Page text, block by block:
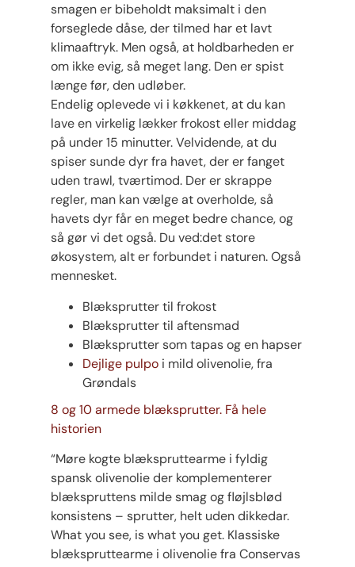
smagen er bibeholdt maksimalt i den
forseglede dåse, der tilmed har et lavt
klimaaftryk. Men også, at holdbarheden er
om ikke evig, så meget lang. Den er spist
længe før, den udløber.
Endelig oplevede vi i køkkenet, at du kan
lave en virkelig lækker frokost eller middag
på under 15 minutter. Velvidende, at du
spiser sunde dyr fra havet, der er fanget
uden trawl, tværtimod. Der er skrappe
regler, man kan vælge at overholde, så
havets dyr får en meget bedre chance, og
så gør vi det også. Du ved:det store
økosystem, alt er forbundet i naturen. Også
mennesket.
Blæksprutter til frokost
Blæksprutter til aftensmad
Blæksprutter som tapas og en hapser
Dejlige pulpo i mild olivenolie, fra
Grøndals
8 og 10 armede blæksprutter. Få hele
historien
“Møre kogte blækspruttearme i fyldig
spansk olivenolie der komplementerer
blækspruttens milde smag og fløjlsblød
konsistens – sprutter, helt uden dikkedar.
What you see, is what you get. Klassiske
blækspruttearme i olivenolie fra Conservas